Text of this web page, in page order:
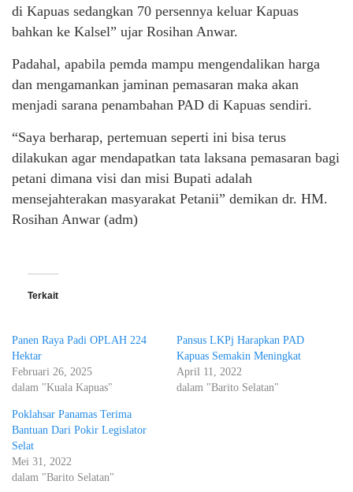
di Kapuas sedangkan 70 persennya keluar Kapuas
bahkan ke Kalsel” ujar Rosihan Anwar.
Padahal, apabila pemda mampu mengendalikan harga
dan mengamankan jaminan pemasaran maka akan
menjadi sarana penambahan PAD di Kapuas sendiri.
“Saya berharap, pertemuan seperti ini bisa terus
dilakukan agar mendapatkan tata laksana pemasaran bagi
petani dimana visi dan misi Bupati adalah
mensejahterakan masyarakat Petanii” demikan dr. HM.
Rosihan Anwar (adm)
Terkait
Panen Raya Padi OPLAH 224
Hektar
Februari 26, 2025
dalam "Kuala Kapuas"
Pansus LKPj Harapkan PAD
Kapuas Semakin Meningkat
April 11, 2022
dalam "Barito Selatan"
Poklahsar Panamas Terima
Bantuan Dari Pokir Legislator
Selat
Mei 31, 2022
dalam "Barito Selatan"